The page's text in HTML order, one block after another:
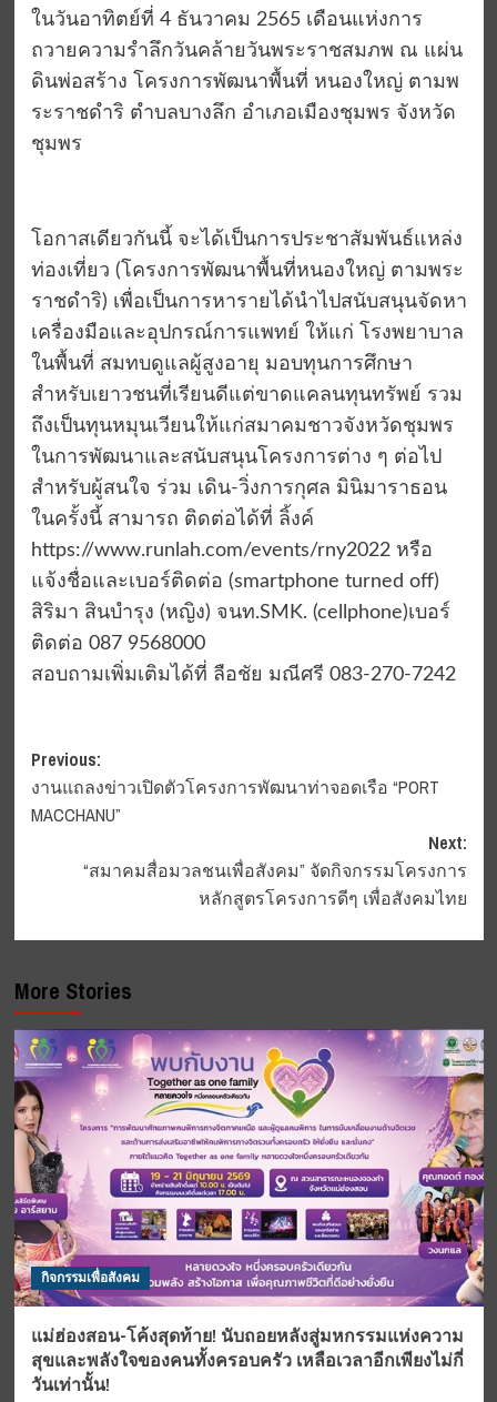
ในวันอาทิตย์ที่ 4 ธันวาคม 2565 เดือนแห่งการ
ถวายความรำลึกวันคล้ายวันพระราชสมภพ ณ แผ่น
ดินพ่อสร้าง โครงการพัฒนาพื้นที่ หนองใหญ่ ตามพ
ระราชดำริ ตำบลบางลึก อำเภอเมืองชุมพร จังหวัด
ชุมพร
โอกาสเดียวกันนี้ จะได้เป็นการประชาสัมพันธ์แหล่ง
ท่องเที่ยว (โครงการพัฒนาพื้นที่หนองใหญ่ ตามพระ
ราชดำริ) เพื่อเป็นการหารายได้นำไปสนับสนุนจัดหา
เครื่องมือและอุปกรณ์การแพทย์ ให้แก่ โรงพยาบาล
ในพื้นที่ สมทบดูแลผู้สูงอายุ มอบทุนการศึกษา
สำหรับเยาวชนที่เรียนดีแต่ขาดแคลนทุนทรัพย์ รวม
ถึงเป็นทุนหมุนเวียนให้แก่สมาคมชาวจังหวัดชุมพร
ในการพัฒนาและสนับสนุนโครงการต่าง ๆ ต่อไป
สำหรับผู้สนใจ ร่วม เดิน-วิ่งการกุศล มินิมาราธอน
ในครั้งนี้ สามารถ ติดต่อได้ที่ ลิ้งค์
https://www.runlah.com/events/rny2022 หรือ
แจ้งชื่อและเบอร์ติดต่อ (smartphone turned off)
สิริมา สินบำรุง (หญิง) จนท.SMK. (cellphone)เบอร์
ติดต่อ 087 9568000
สอบถามเพิ่มเติมได้ที่ ลือชัย มณีศรี 083-270-7242
Post
navigation
Previous:
งานแถลงข่าวเปิดตัวโครงการพัฒนาท่าจอดเรือ “PORT
MACCHANU”
Next:
“สมาคมสื่อมวลชนเพื่อสังคม” จัดกิจกรรมโครงการ
หลักสูตรโครงการดีๆ เพื่อสังคมไทย
More Stories
กิจกรรมเพื่อสังคม
แม่ฮ่องสอน-โค้งสุดท้าย! นับถอยหลังสู่มหกรรมแห่งความ
สุขและพลังใจของคนทั้งครอบครัว เหลือเวลาอีกเพียงไม่กี่
วันเท่านั้น!